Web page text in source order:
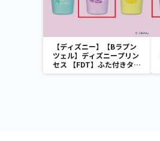
【ディズニー】【Bラプン
ツェル】ディズニープリン
セス 【FDT】ふた付きタン
ブラー